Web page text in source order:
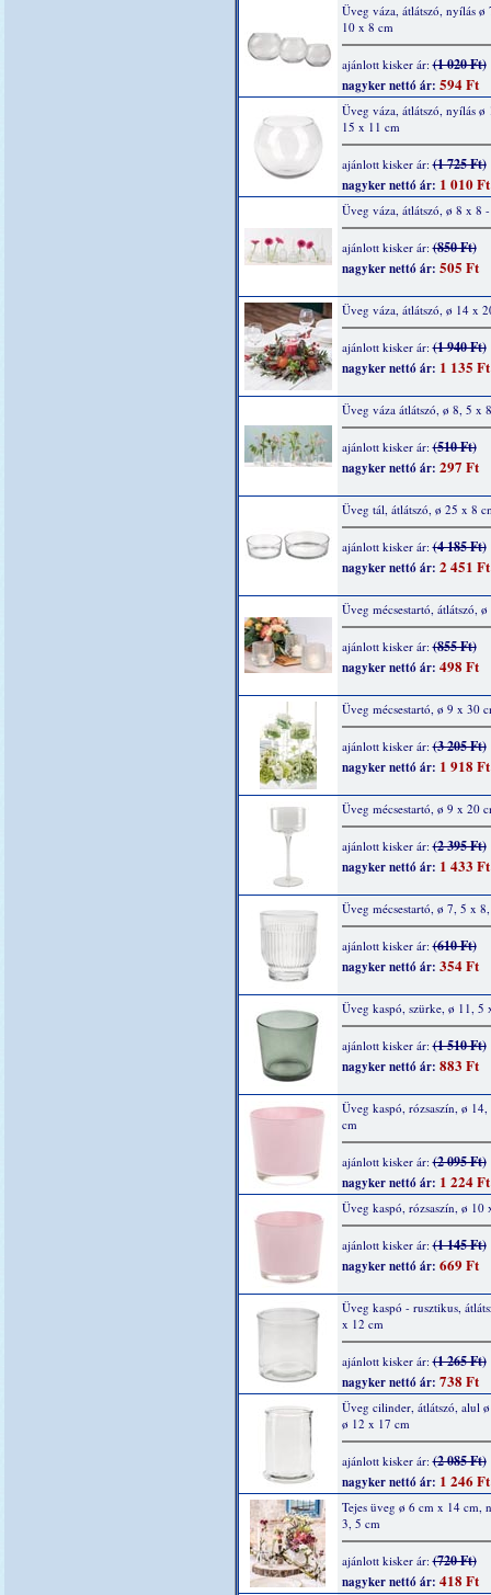
Üveg váza, átlátszó, nyílás ø
10 x 8 cm
ajánlott kisker ár:(1 020 Ft)
nagyker nettó ár: 594 Ft
Üveg váza, átlátszó, nyílás ø
15 x 11 cm
ajánlott kisker ár:(1 725 Ft)
nagyker nettó ár: 1 010 Ft
Üveg váza, átlátszó, ø 8 x 8
ajánlott kisker ár:(850 Ft)
nagyker nettó ár: 505 Ft
Üveg váza, átlátszó, ø 14 x
ajánlott kisker ár:(1 940 Ft)
nagyker nettó ár: 1 135 Ft
Üveg váza átlátszó, ø 8, 5 x
ajánlott kisker ár:(510 Ft)
nagyker nettó ár: 297 Ft
Üveg tál, átlátszó, ø 25 x 8
ajánlott kisker ár:(4 185 Ft)
nagyker nettó ár: 2 451 Ft
Üveg mécsestartó, átlátszó,
ajánlott kisker ár:(855 Ft)
nagyker nettó ár: 498 Ft
Üveg mécsestartó, ø 9 x 30
ajánlott kisker ár:(3 205 Ft)
nagyker nettó ár: 1 918 Ft
Üveg mécsestartó, ø 9 x 20
ajánlott kisker ár:(2 395 Ft)
nagyker nettó ár: 1 433 Ft
Üveg mécsestartó, ø 7, 5 x
ajánlott kisker ár:(610 Ft)
nagyker nettó ár: 354 Ft
Üveg kaspó, szürke, ø 11, 5
ajánlott kisker ár:(1 510 Ft)
nagyker nettó ár: 883 Ft
Üveg kaspó, rózsaszín, ø
cm
ajánlott kisker ár:(2 095 Ft)
nagyker nettó ár: 1 224 Ft
Üveg kaspó, rózsaszín, ø 10
ajánlott kisker ár:(1 145 Ft)
nagyker nettó ár: 669 Ft
Üveg kaspó - rusztikus,
x 12 cm
ajánlott kisker ár:(1 265 Ft)
nagyker nettó ár: 738 Ft
Üveg cilinder, átlátszó, alul
ø 12 x 17 cm
ajánlott kisker ár:(2 085 Ft)
nagyker nettó ár: 1 246 Ft
Tejes üveg ø 6 cm x 14 cm,
3, 5 cm
ajánlott kisker ár:(720 Ft)
nagyker nettó ár: 418 Ft